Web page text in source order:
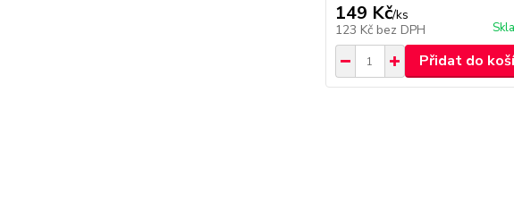
149 Kč/ks
123 Kč bez DPH
Přidat do